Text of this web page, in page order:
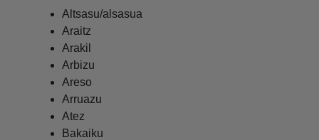
Altsasu/alsasua
Araitz
Arakil
Arbizu
Areso
Arruazu
Atez
Bakaiku